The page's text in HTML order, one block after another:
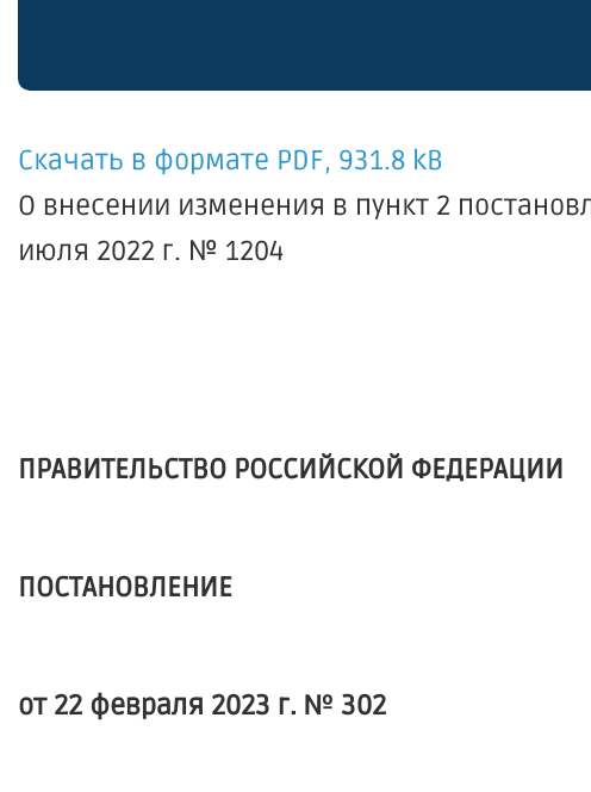
Скачать в формате PDF, 931.8 kB
О внесении изменения в пункт 2
июля 2022 г. № 1204
ПРАВИТЕЛЬСТВО РОССИЙСКОЙ ФЕДЕРАЦИИ
ПОСТАНОВЛЕНИЕ
от 22 февраля 2023 г. № 302